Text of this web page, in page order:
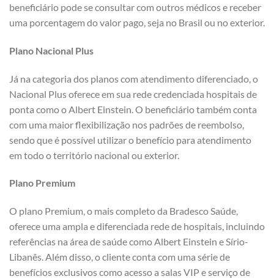
beneficiário pode se consultar com outros médicos e receber
uma porcentagem do valor pago, seja no Brasil ou no exterior.
Plano Nacional Plus
Já na categoria dos planos com atendimento diferenciado, o
Nacional Plus oferece em sua rede credenciada hospitais de
ponta como o Albert Einstein. O beneficiário também conta
com uma maior flexibilização nos padrões de reembolso,
sendo que é possível utilizar o benefício para atendimento
em todo o território nacional ou exterior.
Plano Premium
O plano Premium, o mais completo da Bradesco Saúde,
oferece uma ampla e diferenciada rede de hospitais, incluindo
referências na área de saúde como Albert Einstein e Sírio-
Libanês. Além disso, o cliente conta com uma série de
benefícios exclusivos como acesso a salas VIP e serviço de